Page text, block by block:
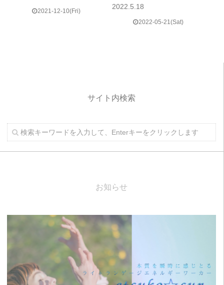
2021-12-10(Fri)
2022.5.18
2022-05-21(Sat)
サイト内検索
お知らせ